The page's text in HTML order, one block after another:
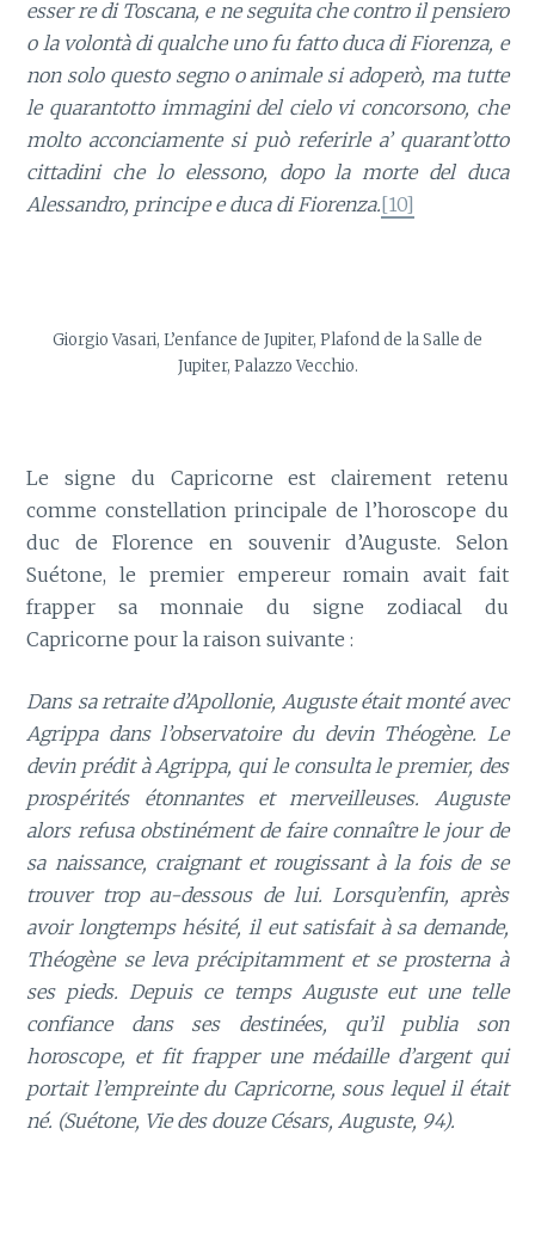
esser re di Toscana, e ne seguita che contro il pensiero
o la volontà di qualche uno fu fatto duca di Fiorenza, e
non solo questo segno o animale si adoperò, ma tutte
le quarantotto immagini del cielo vi concorsono, che
molto acconciamente si può referirle a’ quarant’otto
cittadini che lo elessono, dopo la morte del duca
Alessandro, principe e duca di Fiorenza.[10]
Giorgio Vasari, L’enfance de Jupiter, Plafond de la Salle de
Jupiter, Palazzo Vecchio.
Le signe du Capricorne est clairement retenu
comme constellation principale de l’horoscope du
duc de Florence en souvenir d’Auguste. Selon
Suétone, le premier empereur romain avait fait
frapper sa monnaie du signe zodiacal du
Capricorne pour la raison suivante :
Dans sa retraite d’Apollonie, Auguste était monté avec
Agrippa dans l’observatoire du devin Théogène. Le
devin prédit à Agrippa, qui le consulta le premier, des
prospérités étonnantes et merveilleuses. Auguste
alors refusa obstinément de faire connaître le jour de
sa naissance, craignant et rougissant à la fois de se
trouver trop au-dessous de lui. Lorsqu’enfin, après
avoir longtemps hésité, il eut satisfait à sa demande,
Théogène se leva précipitamment et se prosterna à
ses pieds. Depuis ce temps Auguste eut une telle
confiance dans ses destinées, qu’il publia son
horoscope, et fit frapper une médaille d’argent qui
portait l’empreinte du Capricorne, sous lequel il était
né. (Suétone, Vie des douze Césars, Auguste, 94).